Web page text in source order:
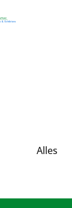
Alles